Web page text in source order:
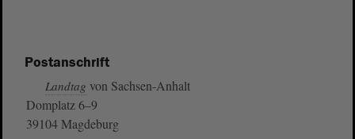
Postanschrift
Landtag von Sachsen-Anhalt
Domplatz 6–9
39104 Magdeburg